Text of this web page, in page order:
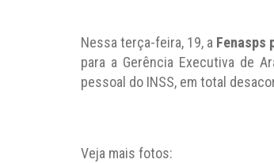
Nessa terça-feira, 19, a Fenasps
para a Gerência Executiva de
pessoal do INSS, em total
Veja mais fotos: